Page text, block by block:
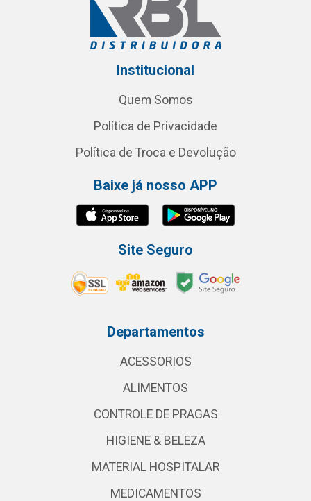
Institucional
Quem Somos
Política de Privacidade
Política de Troca e Devolução
Baixe já nosso APP
Site Seguro
Departamentos
ACESSORIOS
ALIMENTOS
CONTROLE DE PRAGAS
HIGIENE & BELEZA
MATERIAL HOSPITALAR
MEDICAMENTOS